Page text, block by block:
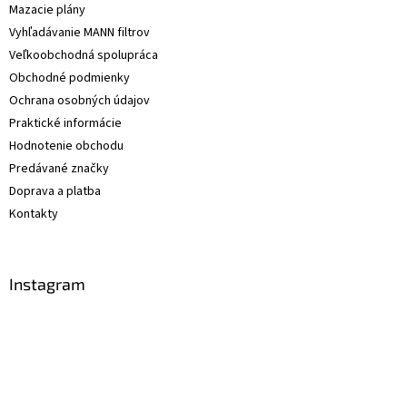
Mazacie plány
Vyhľadávanie MANN filtrov
Veľkoobchodná spolupráca
Obchodné podmienky
Ochrana osobných údajov
Praktické informácie
Hodnotenie obchodu
Predávané značky
Doprava a platba
Kontakty
Instagram